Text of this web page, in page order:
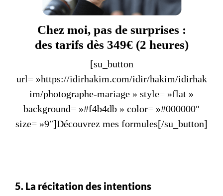
Chez moi, pas de surprises :
des tarifs dès 349€ (2 heures)
[su_button
url= »https://idirhakim.com/idir/hakim/idirhak
im/photographe-mariage » style= »flat »
background= »#f4b4db » color= »#000000″
size= »9″]Découvrez mes formules[/su_button]
5. La récitation des intentions